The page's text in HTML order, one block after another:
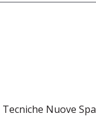
Nuove Spa